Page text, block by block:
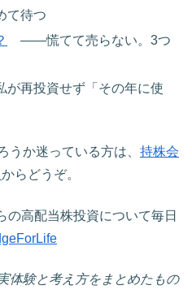
て待つ
——慌てて売らない。3つ
再投資せず「その年に使
うか迷っている方は、 持株会
からどうぞ。
の高配当株投資について毎日
体験と考え方をまとめたもの